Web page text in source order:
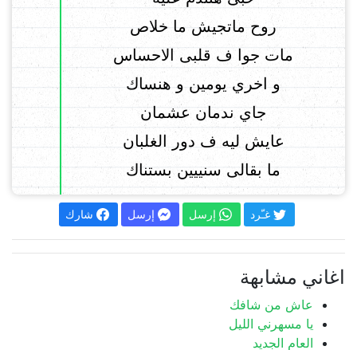
روح ماتجيش ما خلاص
مات جوا ف قلبى الاحساس
و اخري يومين و هنساك
جاي ندمان عشمان
عايش ليه ف دور الغلبان
ما بقالى سنييين بستناك
اغاني مشابهة
عاش من شافك
يا مسهرني الليل
العام الجديد